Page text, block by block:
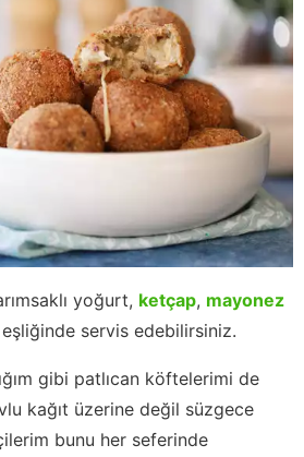
yoğurt, ketçap, mayonez
eşliğinde servis edebilirsiniz.
gibi patlıcan köftelerimi de
kağıt üzerine değil süzgece
bunu her seferinde